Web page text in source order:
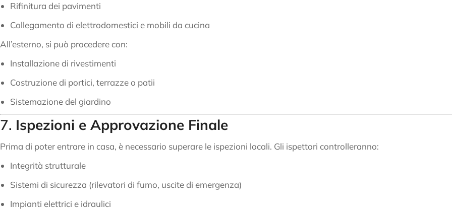
Rifinitura dei pavimenti
Collegamento di elettrodomestici e mobili da cucina
All’esterno, si può procedere con:
Installazione di rivestimenti
Costruzione di portici, terrazze o patii
Sistemazione del giardino
7. Ispezioni e Approvazione Finale
Prima di poter entrare in casa, è necessario superare le ispezioni locali. Gli ispettori controlleranno:
Integrità strutturale
Sistemi di sicurezza (rilevatori di fumo, uscite di emergenza)
Impianti elettrici e idraulici